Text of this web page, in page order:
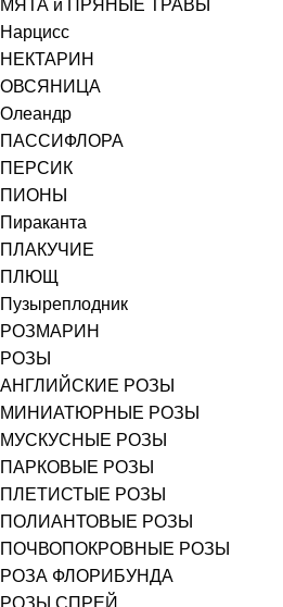
МЯТА и ПРЯНЫЕ ТРАВЫ
Нарцисс
НЕКТАРИН
ОВСЯНИЦА
Олеандр
ПАССИФЛОРА
ПЕРСИК
ПИОНЫ
Пираканта
ПЛАКУЧИЕ
ПЛЮЩ
Пузыреплодник
РОЗМАРИН
РОЗЫ
АНГЛИЙСКИЕ РОЗЫ
МИНИАТЮРНЫЕ РОЗЫ
МУСКУСНЫЕ РОЗЫ
ПАРКОВЫЕ РОЗЫ
ПЛЕТИСТЫЕ РОЗЫ
ПОЛИАНТОВЫЕ РОЗЫ
ПОЧВОПОКРОВНЫЕ РОЗЫ
РОЗА ФЛОРИБУНДА
РОЗЫ СПРЕЙ